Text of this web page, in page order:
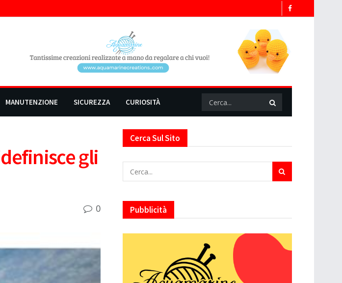
MANUTENZIONE SICUREZZA CURIOSITÀ
gli
0
Cerca Sul Sito
Pubblicità